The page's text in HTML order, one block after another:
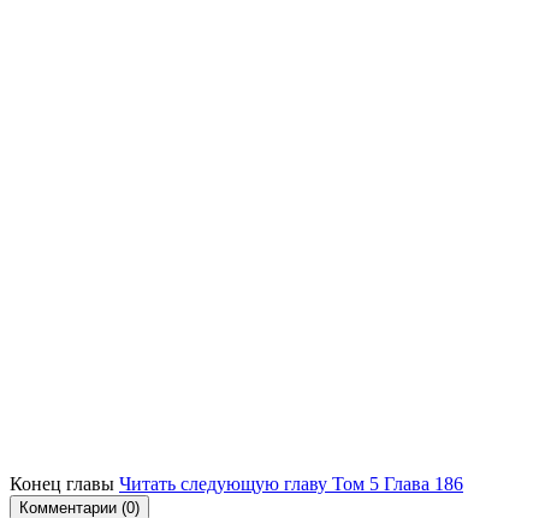
Конец главы Читать следующую главу Том 5 Глава 186
Комментарии (0)